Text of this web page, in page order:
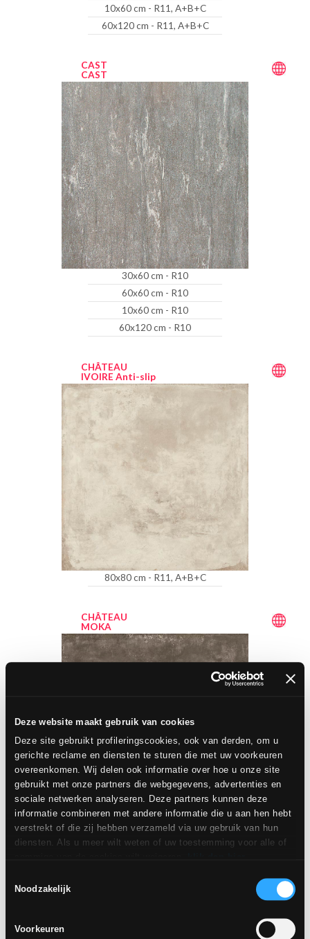
Deze website maakt gebruik van cookies
Deze site gebruikt profileringscookies, ook van derden, om u
gerichte reclame en diensten te sturen die met uw voorkeuren
overeenkomen. Wij delen ook informatie over hoe u onze site
gebruikt met onze partners die webgegevens, advertenties en
sociale netwerken analyseren. Deze partners kunnen deze
informatie combineren met andere informatie die u aan hen hebt
verstrekt of die zij hebben verzameld via uw gebruik van hun
diensten. Als u meer wilt weten of uw toestemming voor alle of
accepteren" te klikken. Als u geen profileringscookies wilt, kunt
Noodzakelijk
Voorkeuren
10x60 cm - R11, A+B+C
60x120 cm - R11, A+B+C
CAST
CAST
30x60 cm - R10
60x60 cm - R10
10x60 cm - R10
60x120 cm - R10
CHÂTEAU
IVOIRE Anti-slip
80x80 cm - R11, A+B+C
CHÂTEAU
MOKA
60x60 cm - R10, A+B
80x80 cm - R10, A+B